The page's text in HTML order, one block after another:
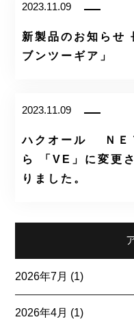
2023.11.09
新製品のお知ら
ブンツーギア」
2023.11.09
ハクオール ＮＥ
ら 「VE」に変更
りました。
2026年7月 (1)
2026年4月 (1)